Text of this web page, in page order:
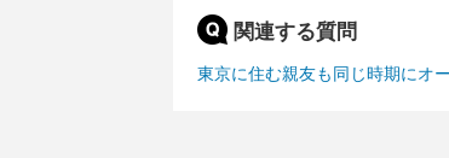
関連する質問
東京に住む親友も同じ時期にオ